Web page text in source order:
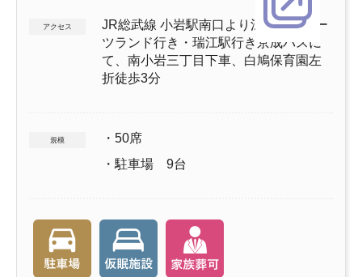
アクセス
JR総武線 小岩駅南口より江戸川スポー
ツランド行き・瑞江駅行き京成バスに
て、南小岩三丁目下車、白鳩保育園左
折徒歩3分
規模
・50席
・駐車場 9台